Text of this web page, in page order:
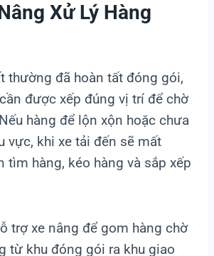
Xử Lý Hàng
thường đã hoàn tất đóng gói,
được xếp đúng vị trí để chờ
hàng để lộn xộn hoặc chưa
vực, khi xe tải đến sẽ mất
tìm hàng, kéo hàng và sắp xếp
trợ xe nâng để gom hàng chờ
từ khu đóng gói ra khu giao